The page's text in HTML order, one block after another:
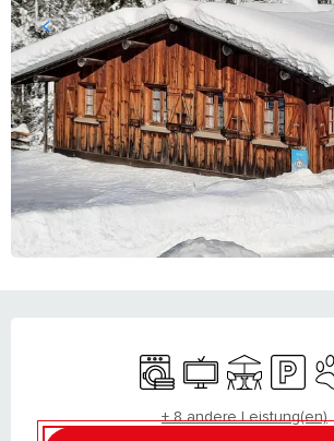
Waschmaschine
FernsehenTerrasse
+ 8 andere Leistung(en)